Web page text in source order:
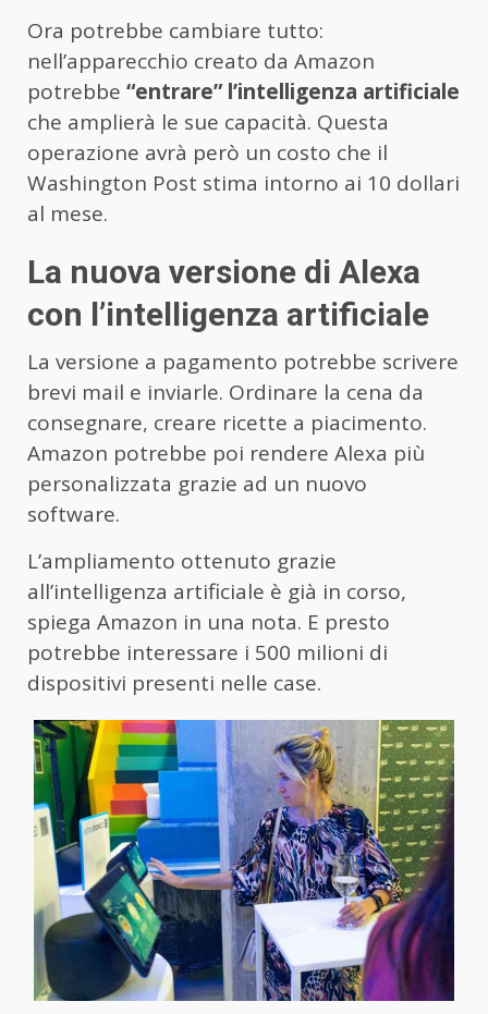
Ora potrebbe cambiare tutto:
nell’apparecchio creato da Amazon
potrebbe “entrare” l’intelligenza artificiale
che amplierà le sue capacità. Questa
operazione avrà però un costo che il
Washington Post stima intorno ai 10 dollari
al mese.
La nuova versione di Alexa
con l’intelligenza artificiale
La versione a pagamento potrebbe scrivere
brevi mail e inviarle. Ordinare la cena da
consegnare, creare ricette a piacimento.
Amazon potrebbe poi rendere Alexa più
personalizzata grazie ad un nuovo
software.
L’ampliamento ottenuto grazie
all’intelligenza artificiale è già in corso,
spiega Amazon in una nota. E presto
potrebbe interessare i 500 milioni di
dispositivi presenti nelle case.